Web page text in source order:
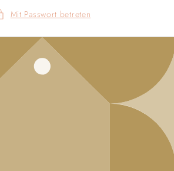
Mit Passwort betreten